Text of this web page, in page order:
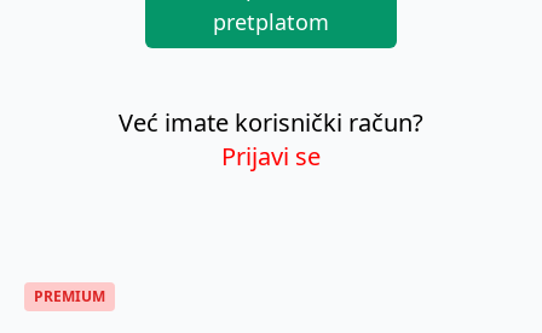
pretplatom
Već imate korisnički račun?
Prijavi se
PREMIUM